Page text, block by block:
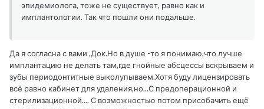
эпидемиолога, тоже не существует, равно как и
имплантологии. Так что пошли они подальше.
Да я согласна с вами ,Док.Но в душе -то я понимаю,что лучше
имплантацию не делать там,где гнойные абсцессы вскрываем и
зубы периодонтитные выколупываем.Хотя буду лицензировать
всё равно кабинет для удаления,но...С предоперационной и
стерилизационной.... С возможностью потом присобачить ещё